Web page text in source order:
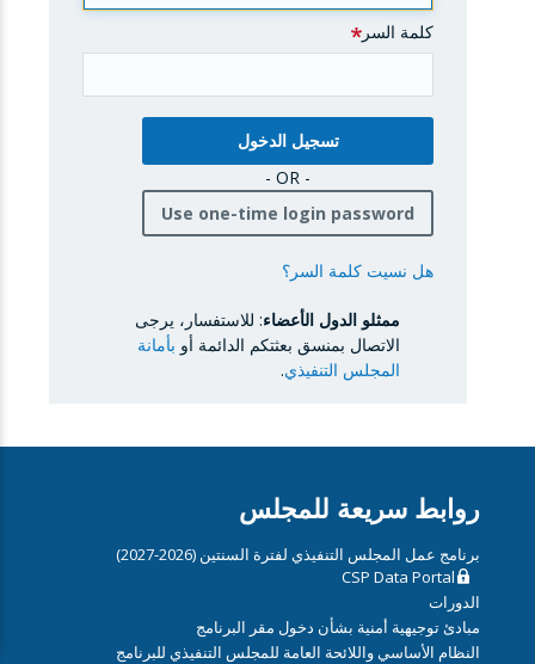
كلمة السر
- OR -
Use one-time login password
هل نسيت كلمة السر؟
ممثلو الدول الأعضاء: للاستفسار، يرجى
الاتصال بمنسق بعثتكم الدائمة أو بأمانة
المجلس التنفيذي.
روابط سريعة للمجلس
برنامج عمل المجلس التنفيذي لفترة السنتين (2026-2027)
CSP Data Portal
الدورات
مبادئ توجيهية أمنية بشأن دخول مقر البرنامج
النظام الأساسي واللائحة العامة للمجلس التنفيذي للبرنامج